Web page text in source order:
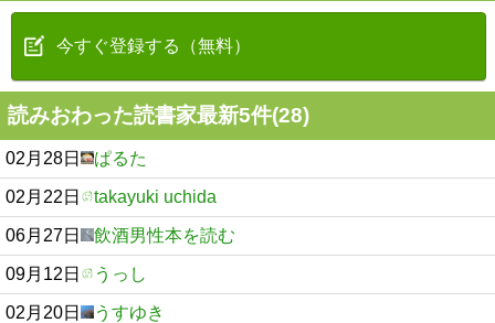
今すぐ登録する（無料）
読みおわった読書家最新5件(28)
02月28日 ぱるた
02月22日 takayuki uchida
06月27日 飲酒男性本を読む
09月12日 うっし
02月20日 うすゆき